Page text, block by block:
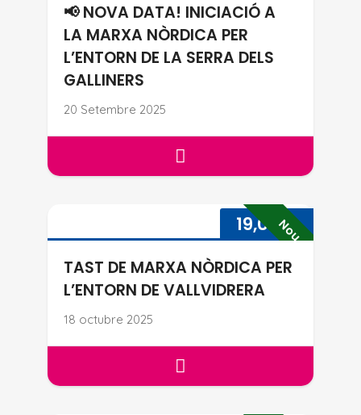
📢 NOVA DATA! INICIACIÓ A
LA MARXA NÒRDICA PER
L’ENTORN DE LA SERRA DELS
GALLINERS
20 Setembre 2025
📢 NOVA DATA! INICIACIÓ A LA
TAST DE MARXA NÒRDICA
Nou
19,00€
TAST DE MARXA NÒRDICA PER
L’ENTORN DE VALLVIDRERA
18 octubre 2025
TAST DE MARXA NÒRDICA